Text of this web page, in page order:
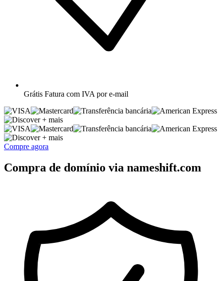
Grátis Fatura com IVA por e-mail
+ mais
+ mais
Compre agora
Compra de domínio via nameshift.com